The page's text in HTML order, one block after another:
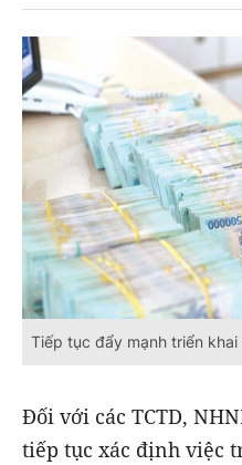
Tiếp tục đẩy mạnh triển
Đối với các TCTD,
tiếp tục xác định việc